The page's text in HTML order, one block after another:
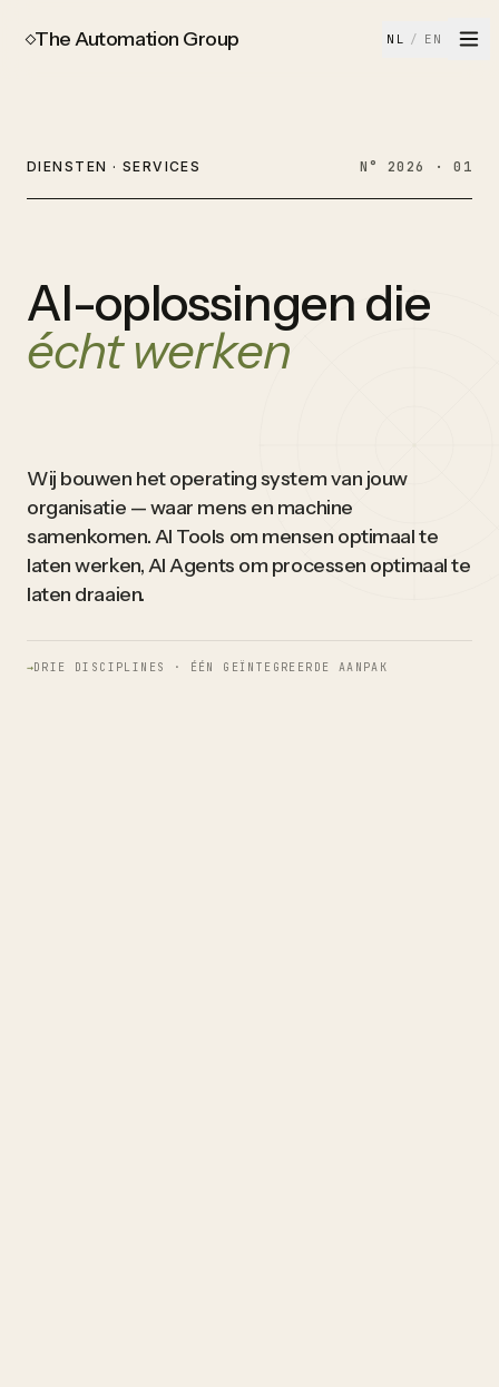
The Automation Group NL / EN
DIENSTEN · SERVICES N° 2026 · 01
AI-oplossingen die
écht werken
Wij bouwen het operating system van jouw
organisatie — waar mens en machine
samenkomen. AI Tools om mensen optimaal te
laten werken, AI Agents om processen optimaal te
laten draaien.
→DRIE DISCIPLINES · ÉÉN GEÏNTEGREERDE AANPAK